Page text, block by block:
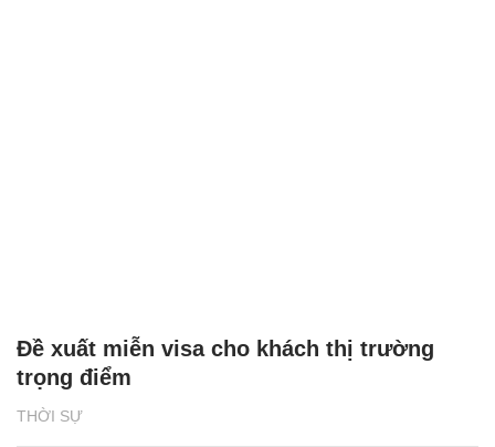
THỜI SỰ
Đề xuất miễn visa cho khách thị trường
trọng điểm